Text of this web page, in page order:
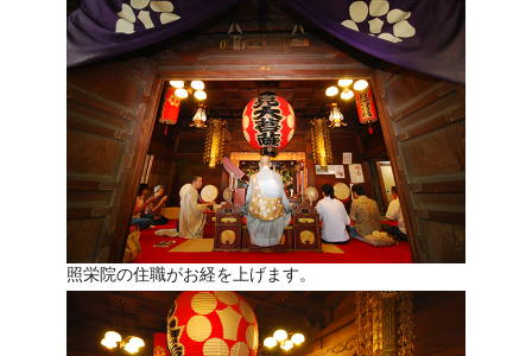
照栄院の住職がお経を上げます。